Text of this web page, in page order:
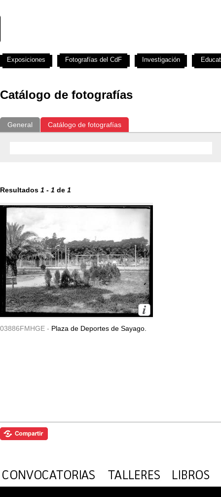
Catálogo de fotografías
General Catálogo de fotografías
Resultados 1 - 1 de 1
03886FMHGE - Plaza de Deportes de Sayago.
Exposiciones Fotografías del CdF Investigación